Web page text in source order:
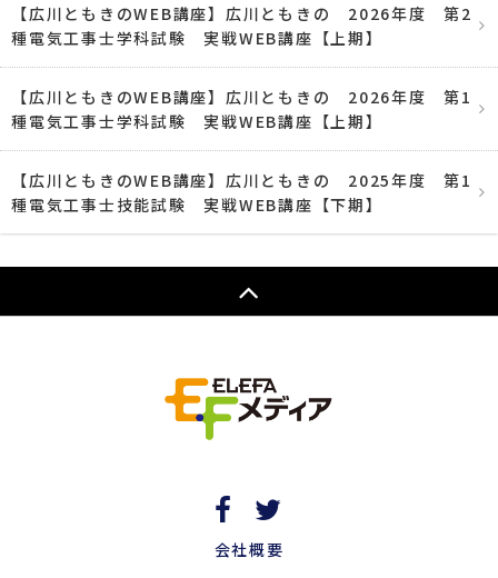
【広川ともきのWEB講座】広川ともきの 2026年度 第2
種電気工事士学科試験 実戦WEB講座【上期】
【広川ともきのWEB講座】広川ともきの 2026年度 第1
種電気工事士学科試験 実戦WEB講座【上期】
【広川ともきのWEB講座】広川ともきの 2025年度 第1
種電気工事士技能試験 実戦WEB講座【下期】
会社概要